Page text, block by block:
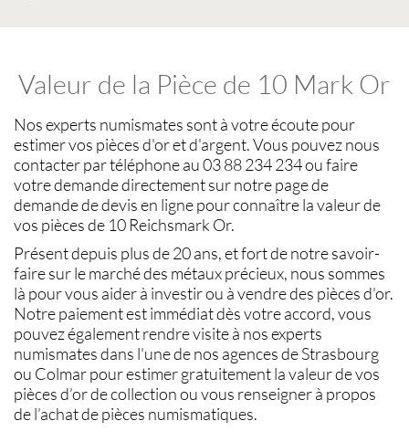
Valeur de la Pièce de 10 Mark Or
Nos experts numismates sont à votre écoute pour
estimer vos pièces d'or et d'argent. Vous pouvez nous
contacter par téléphone au 03 88 234 234 ou faire
votre demande directement sur notre page de
demande de devis en ligne pour connaître lavaleur de
vos pièces de 10 Reichsmark Or.
Présent depuis plus de 20 ans, et fort de notre savoir-
faire sur lemarché des métaux précieux, nous sommes
là pour vous aider à investir ou àvendre des pièces d'or.
Notre paiement est immédiat dès votre accord, vous
pouvez également rendre visite à nos experts
numismatesdans l'une de nos agences deStrasbourg
ou Colmarpour estimer gratuitement lavaleur de vos
pièces d’or de collectionou vous renseigner à propos
de l’achat de pièces numismatiques.